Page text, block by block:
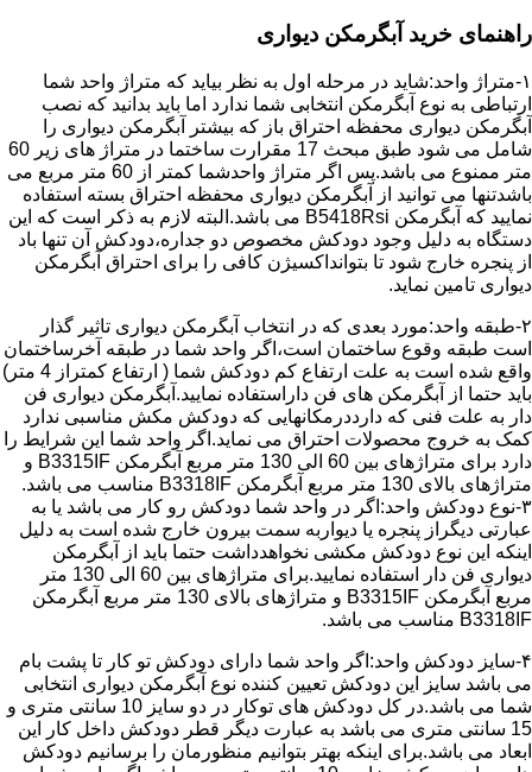
راهنمای خرید آبگرمکن دیواری
۱-متراژ واحد:شاید در مرحله اول به نظر بیاید که متراژ واحد شما
ارتباطی به نوع آبگرمکن انتخابی شما ندارد اما باید بدانید که نصب
آبگرمکن دیواری محفظه احتراق باز که بیشتر آبگرمکن دیواری را
شامل می شود طبق مبحث 17 مقرارت ساختما در متراژ های زیر 60
متر ممنوع می باشد.پس اگر متراژ واحدشما کمتر از 60 متر مربع می
باشدتنها می توانید از آبگرمکن دیواری محفظه احتراق بسته استفاده
نمایید که آبگرمکن B5418Rsi می باشد.البته لازم به ذکر است که این
دستگاه به دلیل وجود دودکش مخصوص دو جداره،دودکش آن تنها باد
از پنجره خارج شود تا بتوانداکسیژن کافی را برای احتراق آبگرمکن
دیواری تامین نماید.
۲-طبقه واحد:مورد بعدی که در انتخاب آبگرمکن دیواری تاثیر گذار
است طبقه وقوع ساختمان است،اگر واحد شما در طبقه آخرساختمان
واقع شده است به علت ارتفاع کم دودکش شما ( ارتفاع کمتراز 4 متر)
باید حتما از آبگرمکن های فن داراستفاده نمایید.آبگرمکن دیواری فن
دار به علت فنی که دارددرمکانهایی که دودکش مکش مناسبی ندارد
کمک به خروج محصولات احتراق می نماید.اگر واحد شما این شرایط را
دارد برای متراژهای بین 60 الی 130 متر مربع آبگرمکن B3315IF و
متراژهای بالای 130 متر مربع آبگرمکن B3318IF مناسب می باشد.
۳-نوع دودکش واحد:اگر در واحد شما دودکش رو کار می باشد یا به
عبارتی دیگراز پنجره یا دیواربه سمت بیرون خارج شده است به دلیل
اینکه این نوع دودکش مکشی نخواهدداشت حتما باید از آبگرمکن
دیواری فن دار استفاده نمایید.برای متراژهای بین 60 الی 130 متر
مربع آبگرمکن B3315IF و متراژهای بالای 130 متر مربع آبگرمکن
B3318IF مناسب می باشد.
۴-سایز دودکش واحد:اگر واحد شما دارای دودکش تو کار تا پشت بام
می باشد سایز این دودکش تعیین کننده نوع آبگرمکن دیواری انتخابی
شما می باشد.در کل دودکش های توکار در دو سایز 10 سانتی متری و
15 سانتی متری می باشد به عبارت دیگر قطر دودکش داخل کار این
ابعاد می باشد.برای اینکه بهتر بتوانیم منظورمان را برسانیم دودکش